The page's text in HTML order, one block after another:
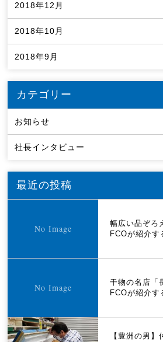
2018年12月
2018年10月
2018年9月
カテゴリー
お知らせ
社長インタビュー
最近の投稿
幅広い品ぞろ
FCOが紹介す
干物の名店「
FCOが紹介す
【豊洲の男